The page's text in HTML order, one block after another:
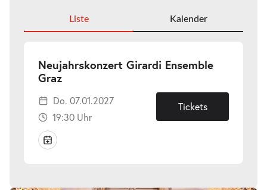
Liste Kalender
Neujahrskonzert Girardi Ensemble
Graz-
07.01.2027
Do. 07.01.2027
19:30 Uhr
Tickets